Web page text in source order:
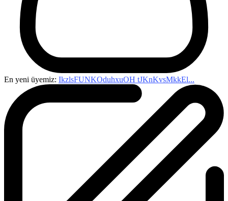
En yeni üyemiz: IkzlsFUNKOduhxuOH tJKnKvsMkkEl...